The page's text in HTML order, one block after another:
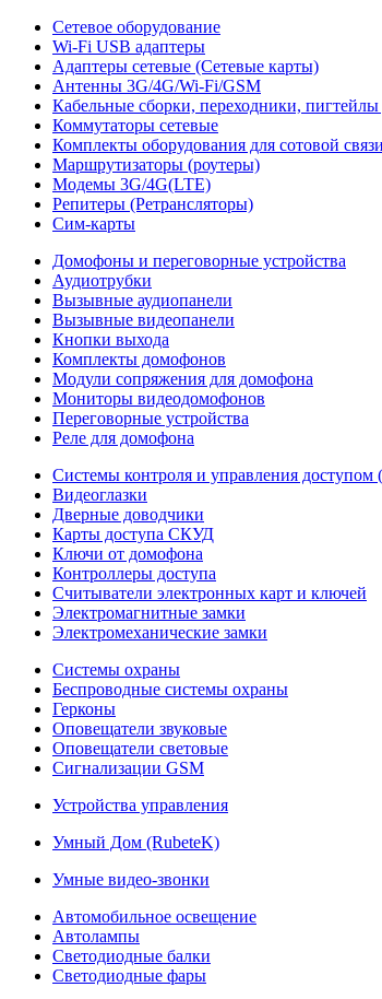
Сетевое оборудование
Wi-Fi USB адаптеры
Адаптеры сетевые (Сетевые карты)
Антенны 3G/4G/Wi-Fi/GSM
Кабельные сборки, переходники, пигтейлы
Коммутаторы сетевые
Комплекты оборудования для сотовой
Маршрутизаторы (роутеры)
Модемы 3G/4G(LTE)
Репитеры (Ретрансляторы)
Сим-карты
Домофоны и переговорные устройства
Аудиотрубки
Вызывные аудиопанели
Вызывные видеопанели
Кнопки выхода
Комплекты домофонов
Модули сопряжения для домофона
Мониторы видеодомофонов
Переговорные устройства
Реле для домофона
Системы контроля и управления
Видеоглазки
Дверные доводчики
Карты доступа СКУД
Ключи от домофона
Контроллеры доступа
Считыватели электронных карт и ключей
Электромагнитные замки
Электромеханические замки
Системы охраны
Беспроводные системы охраны
Герконы
Оповещатели звуковые
Оповещатели световые
Сигнализации GSM
Устройства управления
Умный Дом (RubeteK)
Умные видео-звонки
Автомобильное освещение
Автолампы
Светодиодные балки
Светодиодные фары